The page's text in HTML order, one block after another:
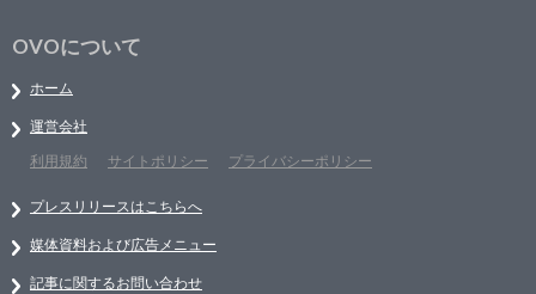
OVOについて
ホーム
運営会社
利用規約
サイトポリシー プライバシーポリシー
プレスリリースはこちらへ
媒体資料および広告メニュー
記事に関するお問い合わせ